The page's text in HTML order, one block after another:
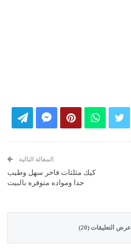
المقالة التالية
كيك مثلثات فاخر سهل وطيب
جدا ومواده متوفره بالبيت
عرض التعليقات (20)